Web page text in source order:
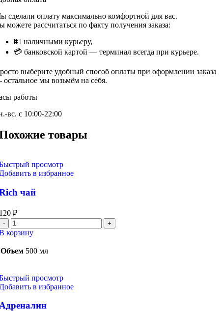
сделали оплату максимально комфортной для вас.
можете рассчитаться по факту получения заказа:
💵 наличными курьеру,
💳 банковской картой — терминал всегда при курьере.
выберите удобный способ оплаты при оформлении заказа
мы возьмём на себя.
работы
вс. с 10:00-22:00
товары
просмотр
в избранное
чай
₽
Количество
товара
Rich
чай
корзину
Объем 500 мл
просмотр
в избранное